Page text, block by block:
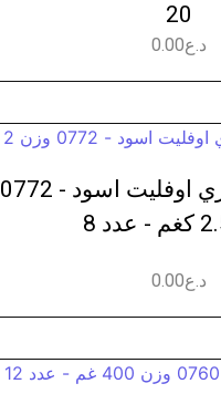
20
د.ع0.00
نستلة كونفيسري اوفليت اسود - 0772
د.ع0.00